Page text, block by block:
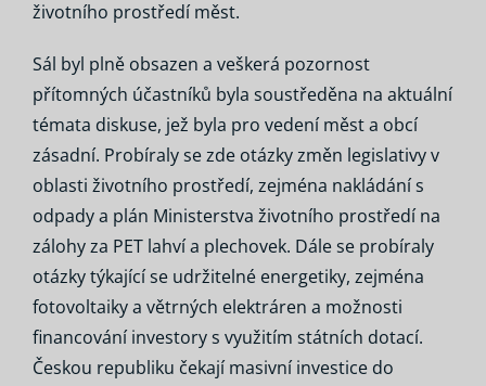
životního prostředí měst.
Sál byl plně obsazen a veškerá pozornost
přítomných účastníků byla soustředěna na aktuální
témata diskuse, jež byla pro vedení měst a obcí
zásadní. Probíraly se zde otázky změn legislativy v
oblasti životního prostředí, zejména nakládání s
odpady a plán Ministerstva životního prostředí na
zálohy za PET lahví a plechovek. Dále se probíraly
otázky týkající se udržitelné energetiky, zejména
fotovoltaiky a větrných elektráren a možnosti
financování investory s využitím státních dotací.
Českou republiku čekají masivní investice do